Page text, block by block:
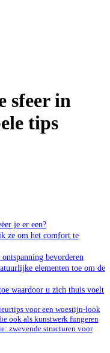
sfeer in
tips
je er een?
ze om het comfort te
bevorderen
elementen toe om de
waardoor u zich thuis voelt
voor een woestijn-look
ook als kunstwerk fungeren
zwevende structuren voor